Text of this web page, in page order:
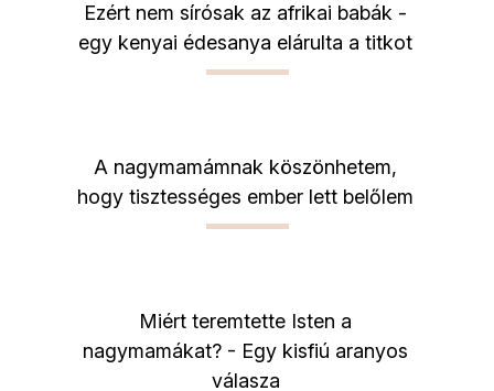
Ezért nem sírósak az afrikai babák -
egy kenyai édesanya elárulta a titkot
A nagymamámnak köszönhetem,
hogy tisztességes ember lett belőlem
Miért teremtette Isten a
nagymamákat? - Egy kisfiú aranyos
válasza